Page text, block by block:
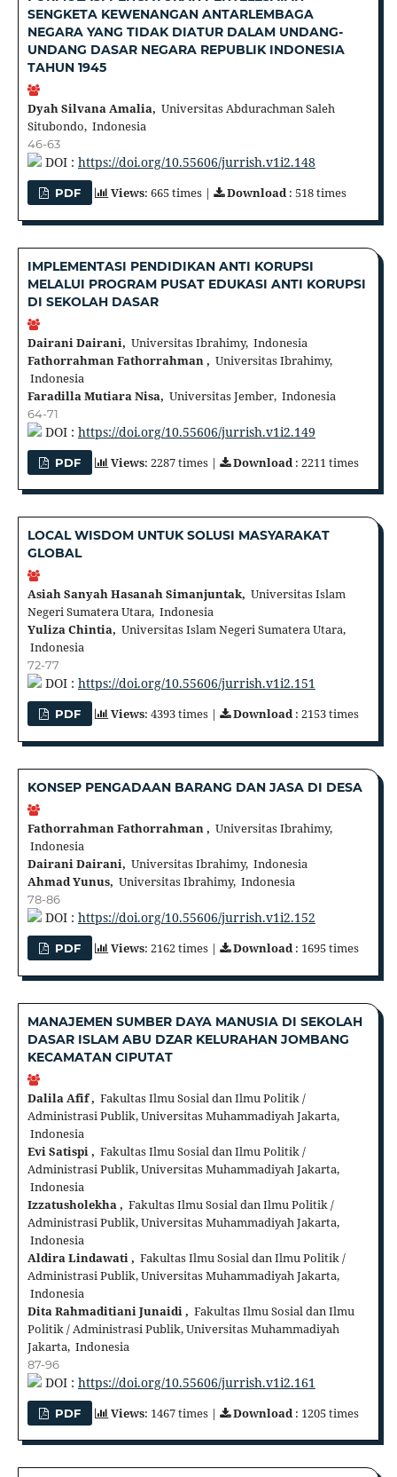
SENGKETA KEWENANGAN ANTARLEMBAGA
NEGARA YANG TIDAK DIATUR DALAM UNDANG-
UNDANG DASAR NEGARA REPUBLIK INDONESIA
TAHUN 1945
Dyah Silvana Amalia, Universitas Abdurachman Saleh
Situbondo, Indonesia
46-63
DOI : https://doi.org/10.55606/jurrish.v1i2.148
PDF Views: 665 times | Download: 518 times
IMPLEMENTASI PENDIDIKAN ANTI KORUPSI
MELALUI PROGRAM PUSAT EDUKASI ANTI KORUPSI
DI SEKOLAH DASAR
Dairani Dairani, Universitas Ibrahimy, Indonesia
Fathorrahman Fathorrahman , Universitas Ibrahimy,
Indonesia
Faradilla Mutiara Nisa, Universitas Jember, Indonesia
64-71
DOI : https://doi.org/10.55606/jurrish.v1i2.149
PDF Views: 2287 times | Download: 2211 times
LOCAL WISDOM UNTUK SOLUSI MASYARAKAT
GLOBAL
Asiah Sanyah Hasanah Simanjuntak, Universitas Islam
Negeri Sumatera Utara, Indonesia
Yuliza Chintia, Universitas Islam Negeri Sumatera Utara,
Indonesia
72-77
DOI : https://doi.org/10.55606/jurrish.v1i2.151
PDF Views: 4393 times | Download: 2153 times
KONSEP PENGADAAN BARANG DAN JASA DI DESA
Fathorrahman Fathorrahman , Universitas Ibrahimy,
Indonesia
Dairani Dairani, Universitas Ibrahimy, Indonesia
Ahmad Yunus, Universitas Ibrahimy, Indonesia
78-86
DOI : https://doi.org/10.55606/jurrish.v1i2.152
PDF Views: 2162 times | Download: 1695 times
MANAJEMEN SUMBER DAYA MANUSIA DI SEKOLAH
DASAR ISLAM ABU DZAR KELURAHAN JOMBANG
KECAMATAN CIPUTAT
Dalila Afif , Fakultas Ilmu Sosial dan Ilmu Politik /
Administrasi Publik, Universitas Muhammadiyah Jakarta,
Indonesia
Evi Satispi , Fakultas Ilmu Sosial dan Ilmu Politik /
Administrasi Publik, Universitas Muhammadiyah Jakarta,
Indonesia
Izzatusholekha , Fakultas Ilmu Sosial dan Ilmu Politik /
Administrasi Publik, Universitas Muhammadiyah Jakarta,
Indonesia
Aldira Lindawati , Fakultas Ilmu Sosial dan Ilmu Politik /
Administrasi Publik, Universitas Muhammadiyah Jakarta,
Indonesia
Dita Rahmaditiani Junaidi , Fakultas Ilmu Sosial dan Ilmu
Politik / Administrasi Publik, Universitas Muhammadiyah
Jakarta, Indonesia
87-96
DOI : https://doi.org/10.55606/jurrish.v1i2.161
PDF Views: 1467 times | Download: 1205 times